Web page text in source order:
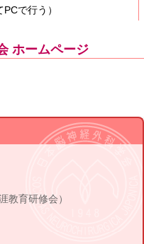
で行う）
ホームページ
教育研修会）